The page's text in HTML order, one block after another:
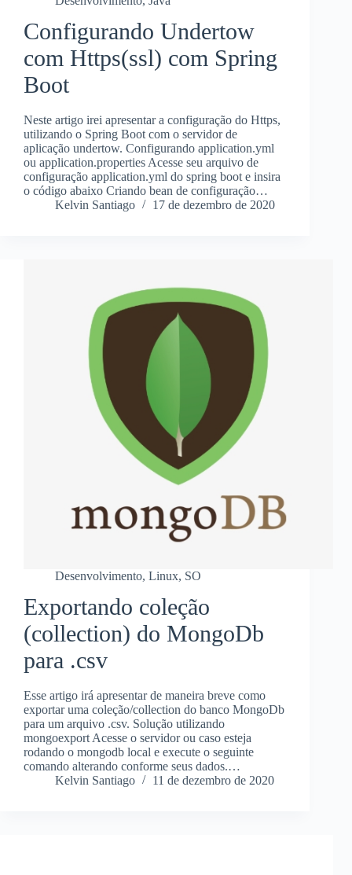
Configurando Undertow
com Https(ssl) com Spring
Boot
Neste artigo irei apresentar a configuração do Https,
utilizando o Spring Boot com o servidor de
aplicação undertow. Configurando application.yml
ou application.properties Acesse seu arquivo de
configuração application.yml do spring boot e insira
o código abaixo Criando bean de configuração…
Kelvin Santiago
17 de dezembro de 2020
Desenvolvimento, Linux, SO
Exportando coleção
(collection) do MongoDb
para .csv
Esse artigo irá apresentar de maneira breve como
exportar uma coleção/collection do banco MongoDb
para um arquivo .csv. Solução utilizando
mongoexport Acesse o servidor ou caso esteja
rodando o mongodb local e execute o seguinte
comando alterando conforme seus dados.…
Kelvin Santiago
11 de dezembro de 2020